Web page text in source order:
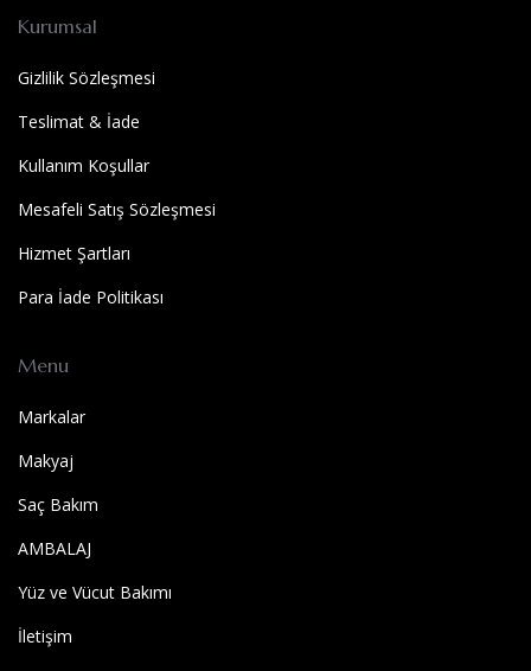
Kurumsal
Gizlilik Sözleşmesi
Teslimat & İade
Kullanım Koşullar
Mesafeli Satış Sözleşmesi
Hizmet Şartları
Para İade Politikası
Menu
Markalar
Makyaj
Saç Bakım
AMBALAJ
Yüz ve Vücut Bakımı
İletişim